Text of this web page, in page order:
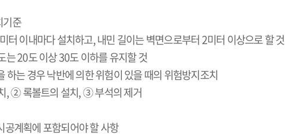
기준
미터 이내마다 설치하고,내민 길이는 벽면으로부터2미터 이상으로 할 것
는20도 이상30도 이하를 유지할 것
하는 경우 낙반에 의한 위험이 있을 때의 위험방지조치
,② 록볼트의 설치,③ 부석의 제거
공계획에 포함되어야 할 사항